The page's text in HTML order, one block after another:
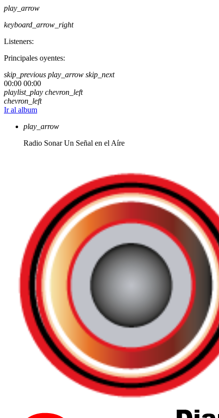
play_arrow
keyboard_arrow_right
Listeners:
Principales oyentes:
skip_previous play_arrow skip_next
00:00 00:00
playlist_play chevron_left
chevron_left
Ir al album
play_arrow
Radio Sonar Un Señal en el Aíre